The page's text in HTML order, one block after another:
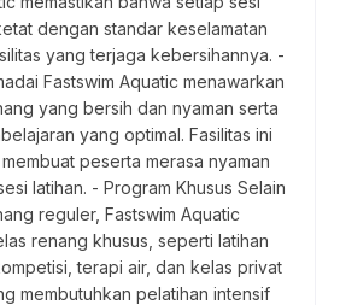
dengan standar keselamatan
yang terjaga kebersihannya. -
Fastswim Aquatic menawarkan
yang bersih dan nyaman serta
yang optimal. Fasilitas ini
peserta merasa nyaman
latihan. - Program Khusus Selain
reguler, Fastswim Aquatic
renang khusus, seperti latihan
terapi air, dan kelas privat
membutuhkan pelatihan intensif